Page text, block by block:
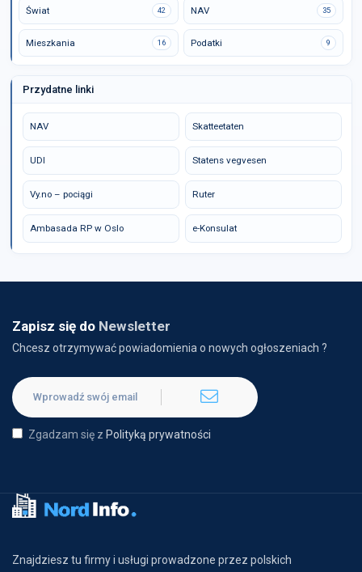
Świat 42 NAV 35
Mieszkania 16 Podatki 9
Przydatne linki
NAV Skatteetaten
UDI Statens vegvesen
Vy.no – pociągi Ruter
Ambasada RP w Oslo e-Konsulat
Zapisz się do Newsletter
Chcesz otrzymywać powiadomienia o nowych ogłoszeniach ?
Zgadzam się z Polityką prywatności
Znajdziesz tu firmy i usługi prowadzone przez polskich